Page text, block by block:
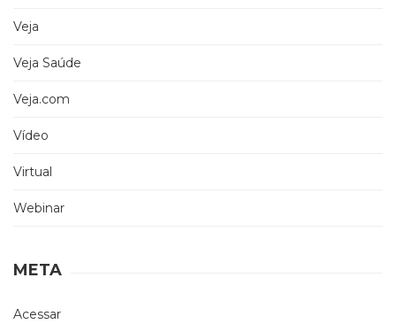
Veja
Veja Saúde
Veja.com
Vídeo
Virtual
Webinar
META
Acessar